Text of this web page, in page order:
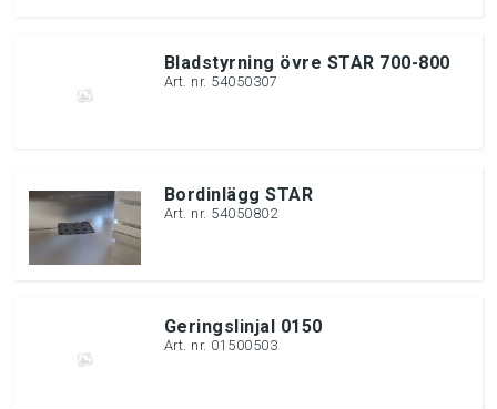
Bladstyrning övre STAR 700-800
Art. nr. 54050307
Bordinlägg STAR
Art. nr. 54050802
Geringslinjal 0150
Art. nr. 01500503